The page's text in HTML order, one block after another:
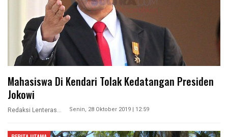
Mahasiswa Di Kendari Tolak Kedatangan Presiden
Jokowi
Redaksi Lenterasultra Senin, 28 Oktober 2019 | 12:59